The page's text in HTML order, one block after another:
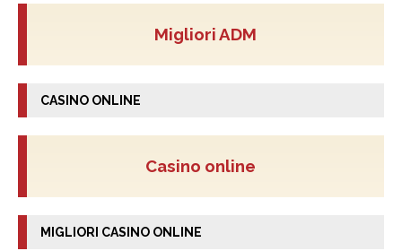
Migliori ADM
CASINO ONLINE
Casino online
MIGLIORI CASINO ONLINE